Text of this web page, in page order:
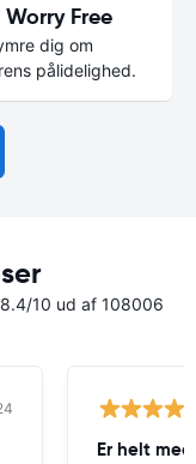
Free
dig om
pålidelighed.
10 ud af 108006
Er helt